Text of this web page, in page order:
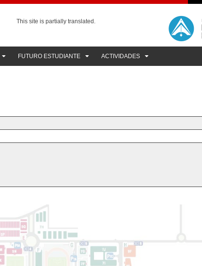
This site is partially translated.
FUTURO ESTUDIANTE ACTIVIDADES